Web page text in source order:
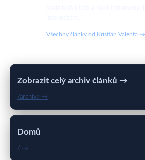
Všechny články od Kristián Valenta →
Zobrazit celý archiv článků →
/archiv/ →
Domů
/ →